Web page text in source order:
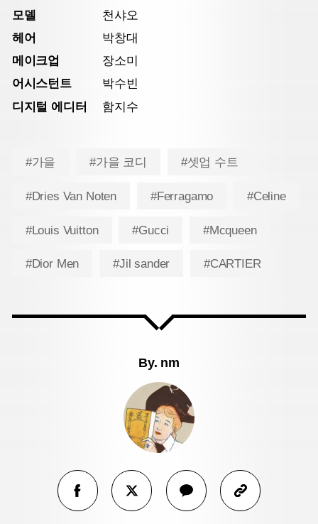
모델
천샤오
헤어
박창대
메이크업
장소미
어시스턴트
박수빈
디지털 에디터
함지수
#가을 #가을 코디 #셋업 수트
#Dries Van Noten #Ferragamo #Celine
#Louis Vuitton #Gucci #Mcqueen
#Dior Men #Jil sander #CARTIER
By. nm